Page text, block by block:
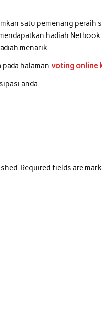
satu pemenang
hadiah
menarik.
halaman voting online
anda
Required fields are